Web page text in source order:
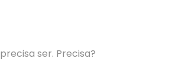
ser. Precisa?